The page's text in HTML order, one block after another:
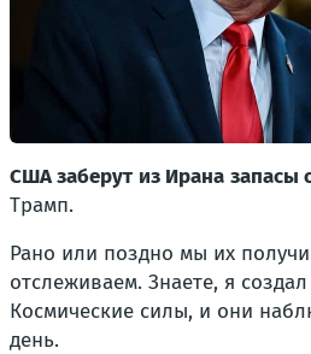
США заберут из Ирана запасы
Трамп.
Рано или поздно мы их
отслеживаем. Знаете, я
Космические силы, и они
день.